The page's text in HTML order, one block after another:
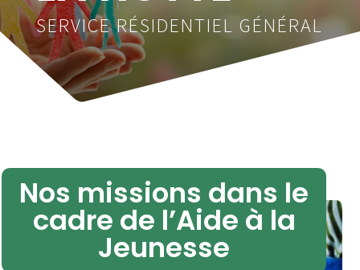
SERVICE RÉSIDENTIEL GÉNÉRAL
Nos missions dans le
cadre de l’Aide à la
Jeunesse